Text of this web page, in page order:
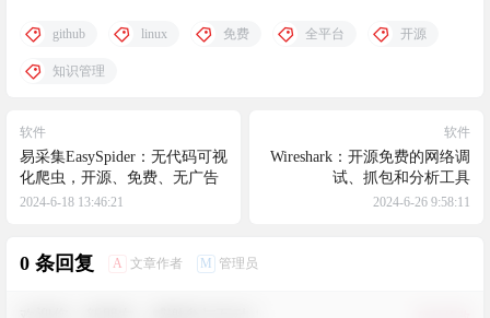
github linux 免费 全平台 开源
知识管理
软件
易采集EasySpider：无代码可视
化爬虫，开源、免费、无广告
2024-6-18 13:46:21
软件
Wireshark：开源免费的网络调
试、抓包和分析工具
2024-6-26 9:58:11
0 条回复 A 文章作者 M 管理员